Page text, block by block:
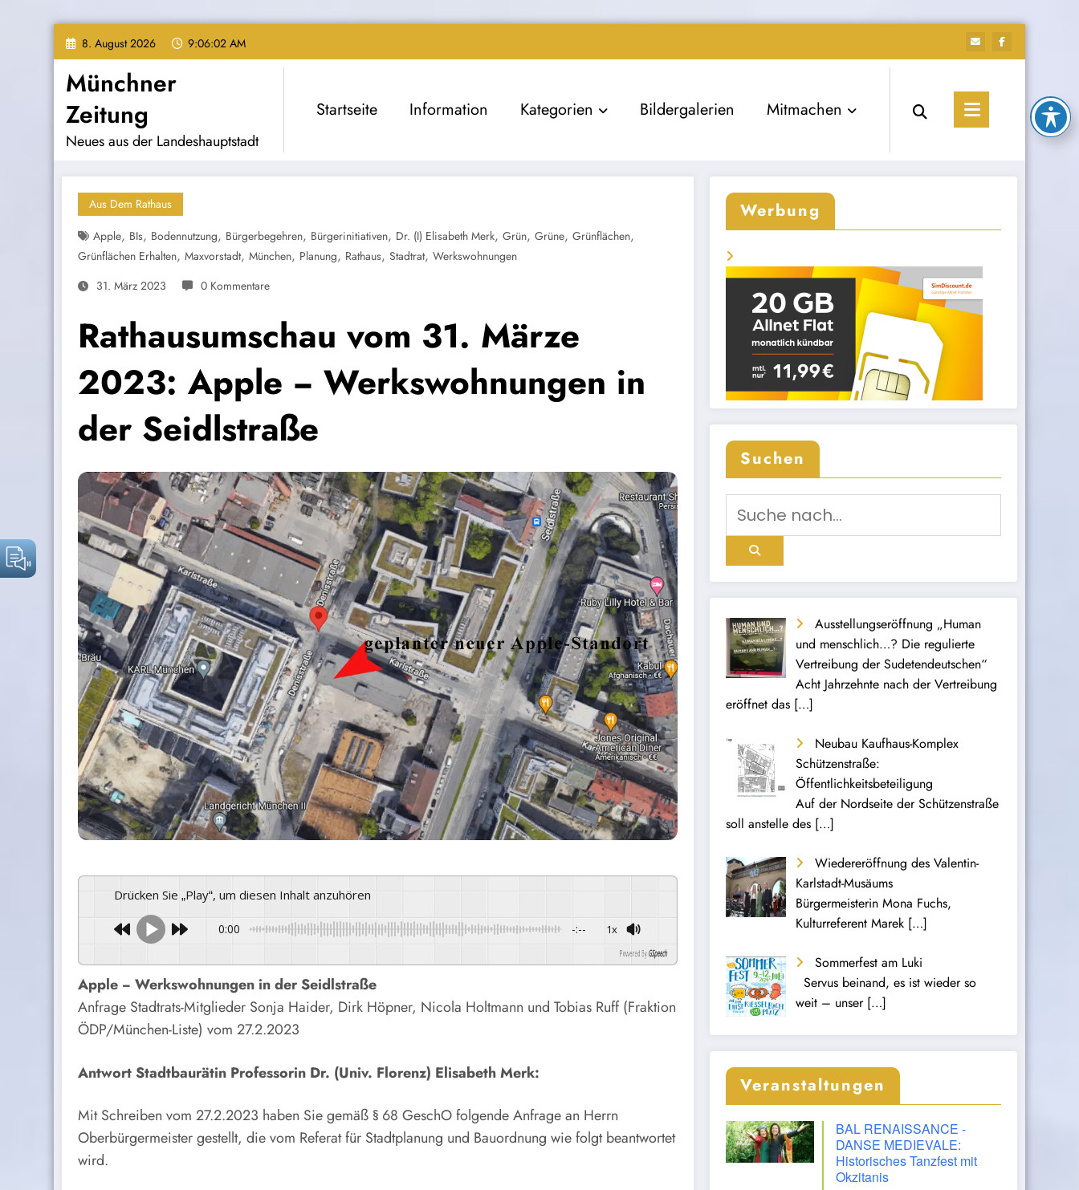
Zum
Inhalt
springen
8. August 2026 9:06:03 AM
Münchner
Zeitung
Neues aus der Landeshauptstadt
Startseite Information Kategorien Bildergalerien Mitmachen
Aus Dem Rathaus
Apple, BIs, Bodennutzung, Bürgerbegehren, Bürgerinitiativen, Dr. (I) Elisabeth Merk, Grün, Grüne, Grünflächen,
Grünflächen Erhalten, Maxvorstadt, München, Planung, Rathaus, Stadtrat, Werkswohnungen
31. März 2023
0 Kommentare
Rathausumschau vom 31. Märze
2023: Apple − Werkswohnungen in
der Seidlstraße
Drücken Sie „Play“, um diesen Inhalt anzuhören
0:00 -:-- 1x
Powered By GSpeech
Apple − Werkswohnungen in der Seidlstraße
Anfrage Stadtrats-Mitglieder Sonja Haider, Dirk Höpner, Nicola Holtmann und Tobias Ruff (Fraktion
ÖDP/München-Liste) vom 27.2.2023
Antwort Stadtbaurätin Professorin Dr. (Univ. Florenz) Elisabeth Merk:
Mit Schreiben vom 27.2.2023 haben Sie gemäß § 68 GeschO folgende Anfrage an Herrn
Oberbürgermeister gestellt, die vom Referat für Stadtplanung und Bauordnung wie folgt beantwortet
wird.
Werbung
Suchen
Ausstellungseröffnung „Human
und menschlich…? Die regulierte
Vertreibung der Sudetendeutschen“
Acht Jahrzehnte nach der Vertreibung
eröffnet das […]
Neubau Kaufhaus-Komplex
Schützenstraße:
Öffentlichkeitsbeteiligung
Auf der Nordseite der Schützenstraße
soll anstelle des […]
Wiedereröffnung des Valentin-
Karlstadt-Musäums
Bürgermeisterin Mona Fuchs,
Kulturreferent Marek […]
Sommerfest am Luki
Servus beinand, es ist wieder so
weit – unser […]
Veranstaltungen
BAL RENAISSANCE -
DANSE MEDIEVALE:
Historisches Tanzfest mit
Okzitanis